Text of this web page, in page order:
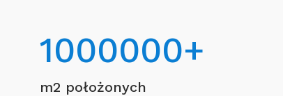
1000000+
m2 położonych